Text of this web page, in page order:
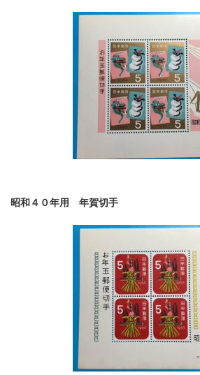
昭和４０年用 年賀切手